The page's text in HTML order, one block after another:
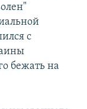
с
бежать на